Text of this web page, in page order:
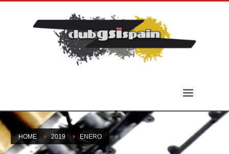
HOME 2019 ENERO